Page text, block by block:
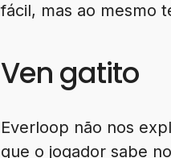
fácil, mas ao mesmo
Ven gatito
Everloop não nos
que o jogador sabe